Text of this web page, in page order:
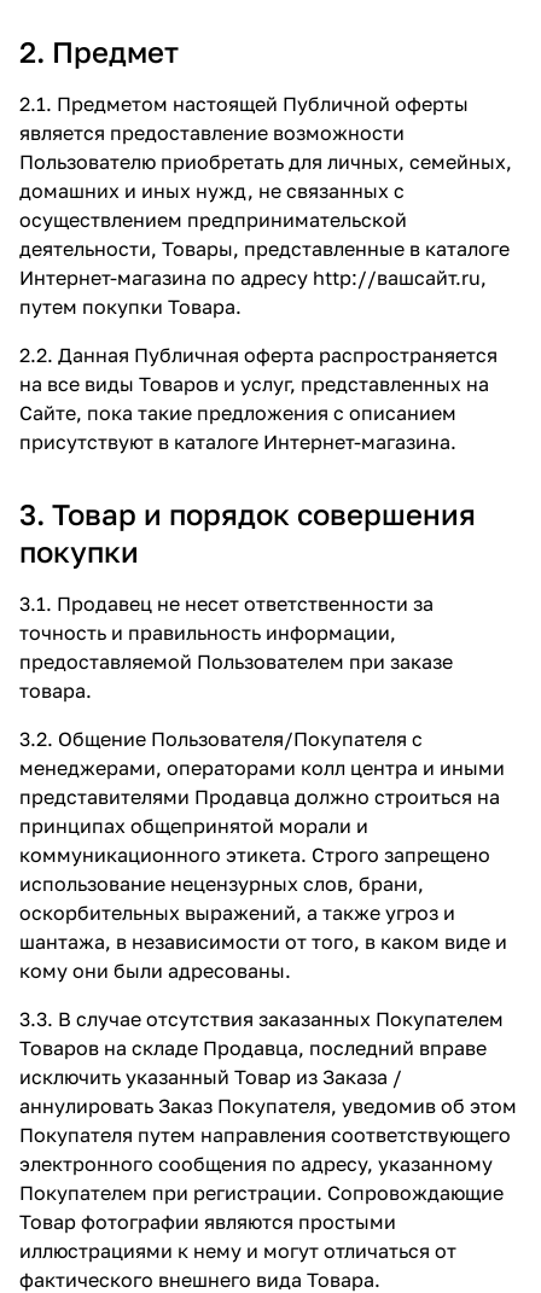
2. Предмет
2.1. Предметом настоящей Публичной оферты
является предоставление возможности
Пользователю приобретать для личных, семейных,
домашних и иных нужд, не связанных с
осуществлением предпринимательской
деятельности, Товары, представленные в каталоге
Интернет-магазина по адресу http://вашсайт.ru,
путем покупки Товара.
2.2. Данная Публичная оферта распространяется
на все виды Товаров и услуг, представленных на
Сайте, пока такие предложения с описанием
присутствуют в каталоге Интернет-магазина.
3. Товар и порядок совершения
покупки
3.1. Продавец не несет ответственности за
точность и правильность информации,
предоставляемой Пользователем при заказе
товара.
3.2. Общение Пользователя/Покупателя с
менеджерами, операторами колл центра и иными
представителями Продавца должно строиться на
принципах общепринятой морали и
коммуникационного этикета. Строго запрещено
использование нецензурных слов, брани,
оскорбительных выражений, а также угроз и
шантажа, в независимости от того, в каком виде и
кому они были адресованы.
3.3. В случае отсутствия заказанных Покупателем
Товаров на складе Продавца, последний вправе
исключить указанный Товар из Заказа /
аннулировать Заказ Покупателя, уведомив об этом
Покупателя путем направления соответствующего
электронного сообщения по адресу, указанному
Покупателем при регистрации. Сопровождающие
Товар фотографии являются простыми
иллюстрациями к нему и могут отличаться от
фактического внешнего вида Товара.